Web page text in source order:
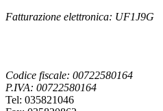
Fatturazione elettronica: UF1J9G
Codice fiscale: 00722580164
P.IVA: 00722580164
Tel: 035821046